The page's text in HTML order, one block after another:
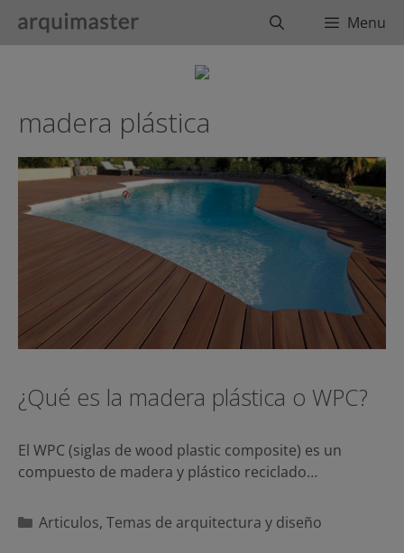
BuscarMenu
madera plástica
¿Qué es la madera plástica o WPC?
El WPC (siglas de wood plastic composite) es un
compuesto de madera y plástico reciclado…
Categorías
Articulos, Temas de arquitectura y diseño